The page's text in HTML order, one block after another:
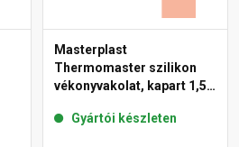
Masterplast
Thermomaster szilikon
vékonyvakolat, kapart 1,5
Gyártói készleten